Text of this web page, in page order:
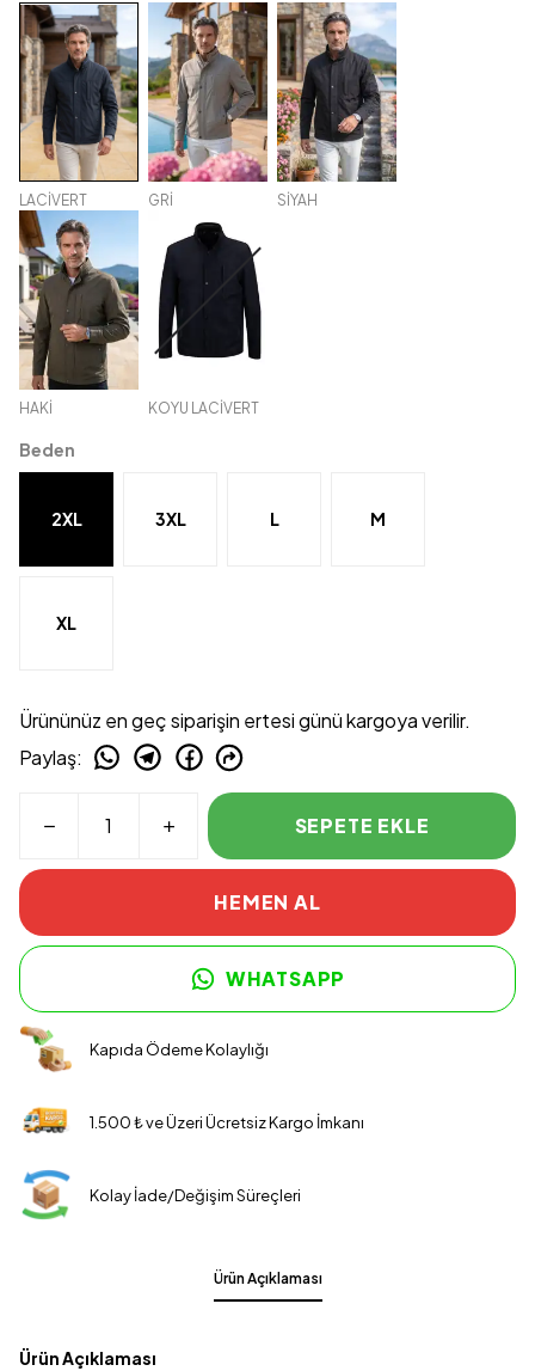
LACİVERT GRİ SİYAH
HAKİ KOYU LACİVERT
Beden
2XL 3XL L M
XL
Ürününüz en geç siparişin ertesi günü kargoya verilir.
Paylaş:
SEPETE EKLE
HEMEN AL
WHATSAPP
Kapıda Ödeme Kolaylığı
1.500 ₺ ve Üzeri Ücretsiz Kargo İmkanı
Kolay İade/Değişim Süreçleri
Ürün Açıklaması
Ürün Açıklaması